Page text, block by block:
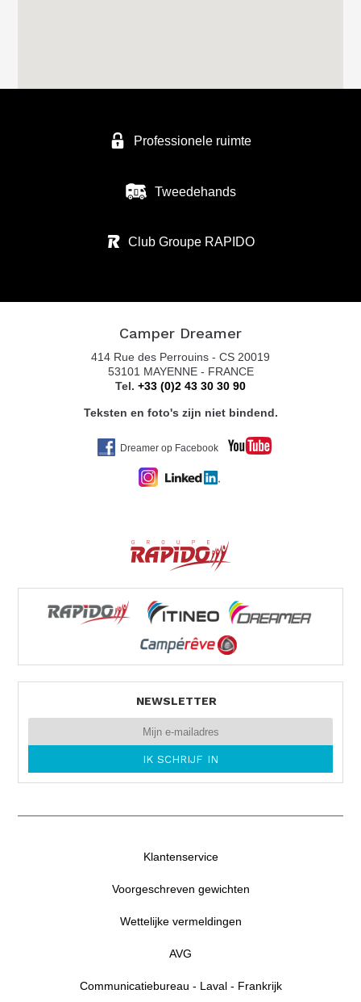
Professionele ruimte
Tweedehands
Club Groupe RAPIDO
Camper Dreamer
414 Rue des Perrouins - CS 20019
53101 MAYENNE - FRANCE
Tel. +33 (0)2 43 30 30 90
Teksten en foto's zijn niet bindend.
Dreamer op Facebook
NEWSLETTER
Klantenservice
Voorgeschreven gewichten
Wettelijke vermeldingen
AVG
Communicatiebureau - Laval - Frankrijk